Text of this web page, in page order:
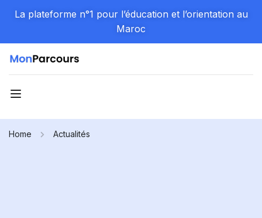
La plateforme n°1 pour l’éducation et l’orientation au
Maroc
Home Actualités